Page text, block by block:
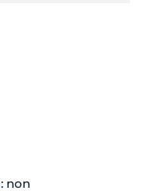
: non